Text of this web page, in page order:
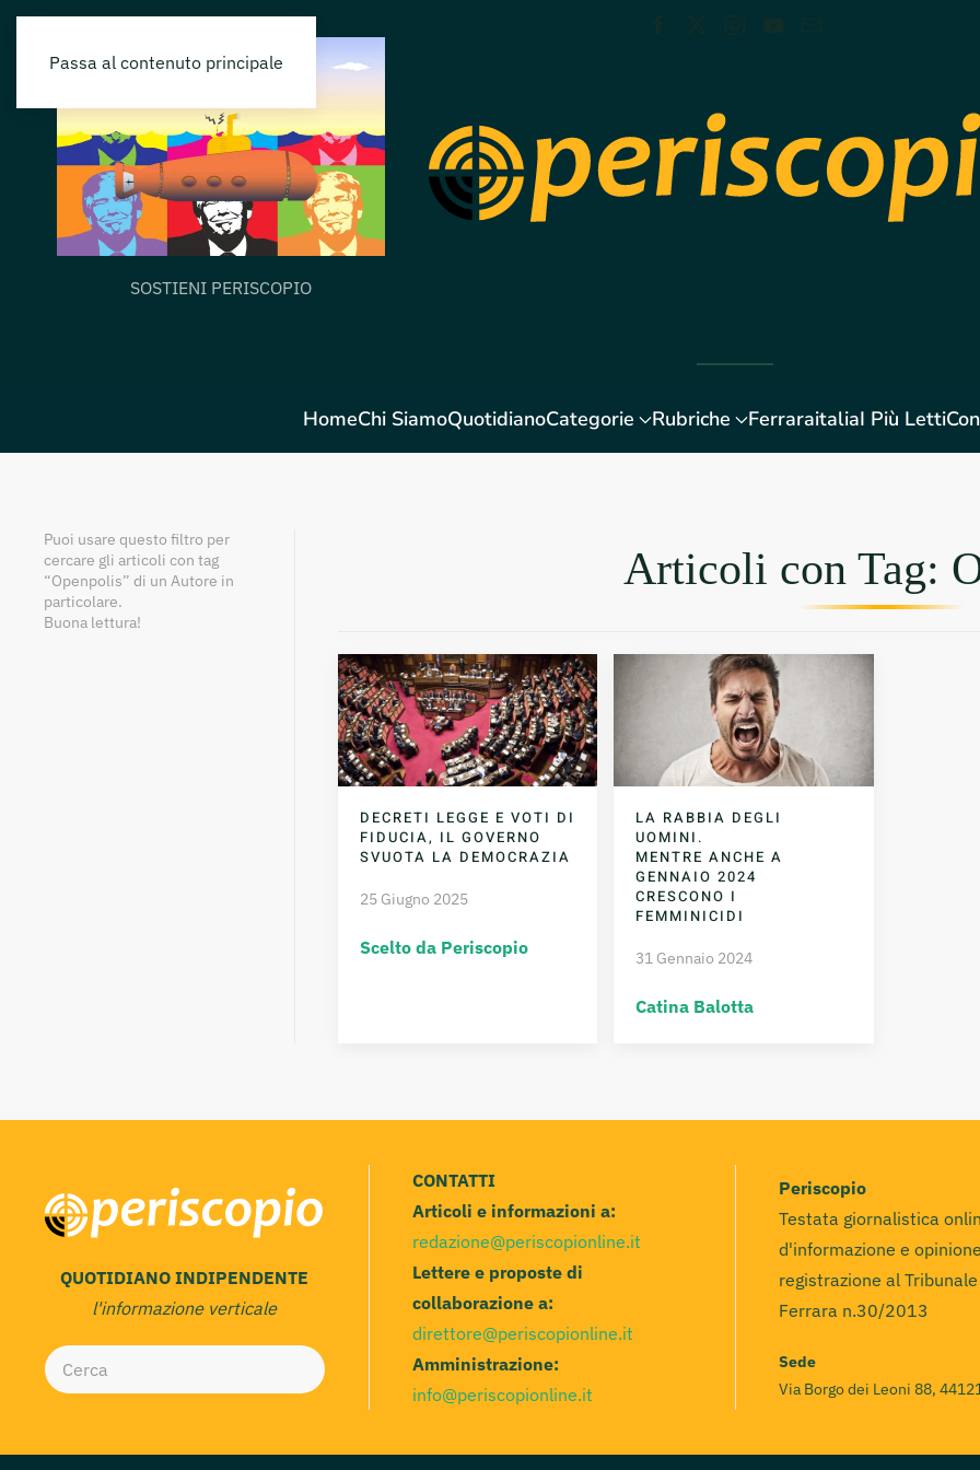
Passa al contenuto principale
SOSTIENI PERISCOPIO
HomeChi SiamoQuotidianoCategorie Rubriche FerraraitaliaI Più Letti
Puoi usare questo filtro per
cercare gli articoli con tag
“Openpolis” di un Autore in
particolare.
Buona lettura!
Articoli con Tag:
DECRETI LEGGE E VOTI DI
FIDUCIA, IL GOVERNO
SVUOTA LA DEMOCRAZIA
25 Giugno 2025
Scelto da Periscopio
LA RABBIA DEGLI
UOMINI.
MENTRE ANCHE A
GENNAIO 2024
CRESCONO I
FEMMINICIDI
31 Gennaio 2024
Catina Balotta
QUOTIDIANO INDIPENDENTE
l'informazione verticale
CONTATTI
Articoli e informazioni a:
redazione@periscopionline.it
Lettere e proposte di
collaborazione a:
direttore@periscopionline.it
Amministrazione:
info@periscopionline.it
Periscopio
Testata giornalistica
d'informazione e
registrazione al
Ferrara n.30/2013
Sede
Via Borgo dei Leoni 88,